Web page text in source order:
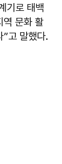
기로 태백
역 문화 활
”고 말했다.